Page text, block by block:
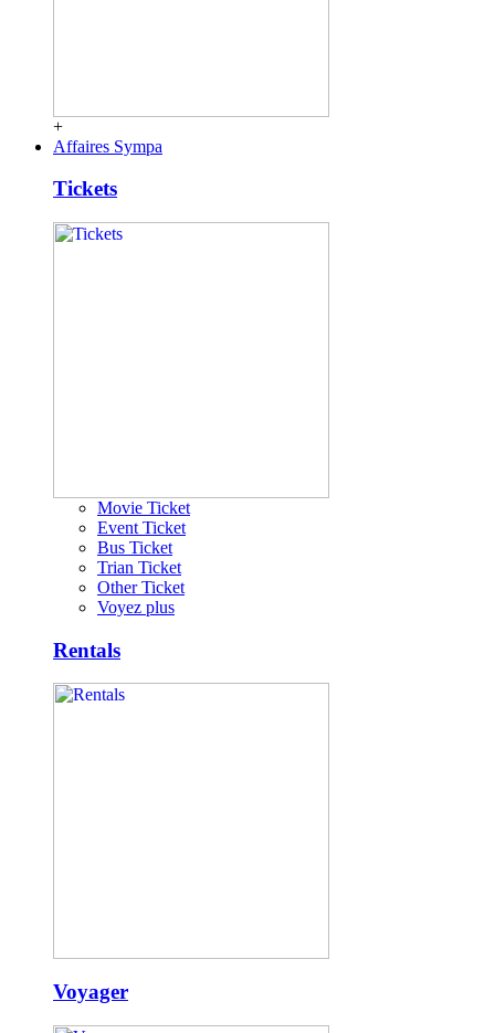
+
Affaires Sympa
Tickets
Movie Ticket
Event Ticket
Bus Ticket
Trian Ticket
Other Ticket
Voyez plus
Rentals
Voyager